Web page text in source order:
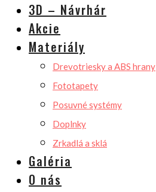
3D – Návrhár
Akcie
Materiály
Drevotriesky a ABS hrany
Fototapety
Posuvné systémy
Doplnky
Zrkadlá a sklá
Galéria
O nás